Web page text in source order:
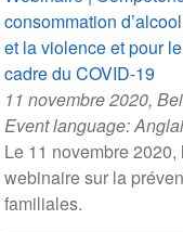
consommation
et la violence et pour
cadre du COVID-19
11 novembre 2020,
Event language:
Le 11 novembre
webinaire sur la
familiales.